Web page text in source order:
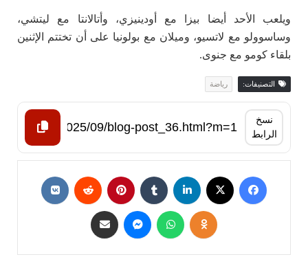
ويلعب الأحد أيضا بيزا مع أودينيزي، وأتالانتا مع ليتشي،
وساسوولو مع لاتسيو، وميلان مع بولونيا على أن تختتم الإثنين
بلقاء كومو مع جنوى.
التصنيفات: رياضة
نسخ
الرابط